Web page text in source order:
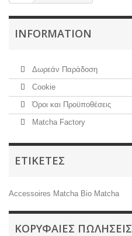
INFORMATION
Δωρεάν Παράδοση
Cookie
Όροι και Προϋποθέσεις
Matcha Factory
ΕΤΙΚΈΤΕΣ
Accessoires Matcha Bio Matcha
ΚΟΡΥΦΑΊΕΣ ΠΩΛΉΣΕΙΣ